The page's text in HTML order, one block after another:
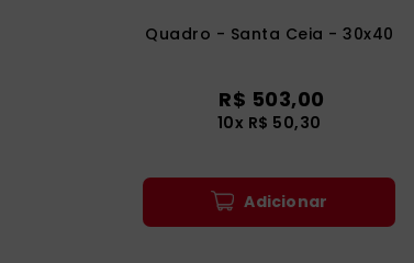
Quadro - Santa Ceia - 30x40
R$ 503,00
10x R$ 50,30
Adicionar